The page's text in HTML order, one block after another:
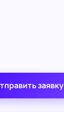
заявку